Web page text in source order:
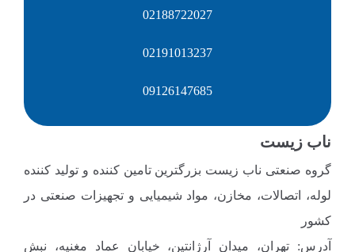
02188722027
02191013237
09126147685
ناب زیست
گروه صنعتی ناب زیست بزرگترین تامین کننده و تولید کننده
لوله، اتصالات، مخازن، مواد شیمیایی و تجهیزات صنعتی در
کشور
آدرس: تهران، میدان آرژانتین، خیابان عماد مغنیه، نبش